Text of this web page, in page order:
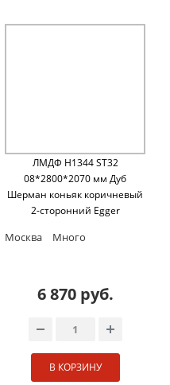
ЛМДФ H1344 ST32
08*2800*2070 мм Дуб
Шерман коньяк коричневый
2-сторонний Egger
Москва Много
6 870 руб.
В КОРЗИНУ